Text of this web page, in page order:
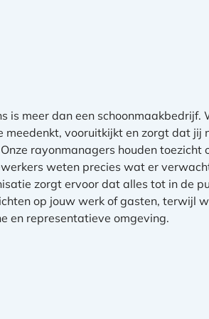
is meer dan een schoonmaakbedrijf.
meedenkt, vooruitkijkt en zorgt dat jij
rayonmanagers houden toezicht
weten precies wat er
zorgt ervoor dat alles tot in de
op jouw werk of gasten, terwijl
en representatieve omgeving.